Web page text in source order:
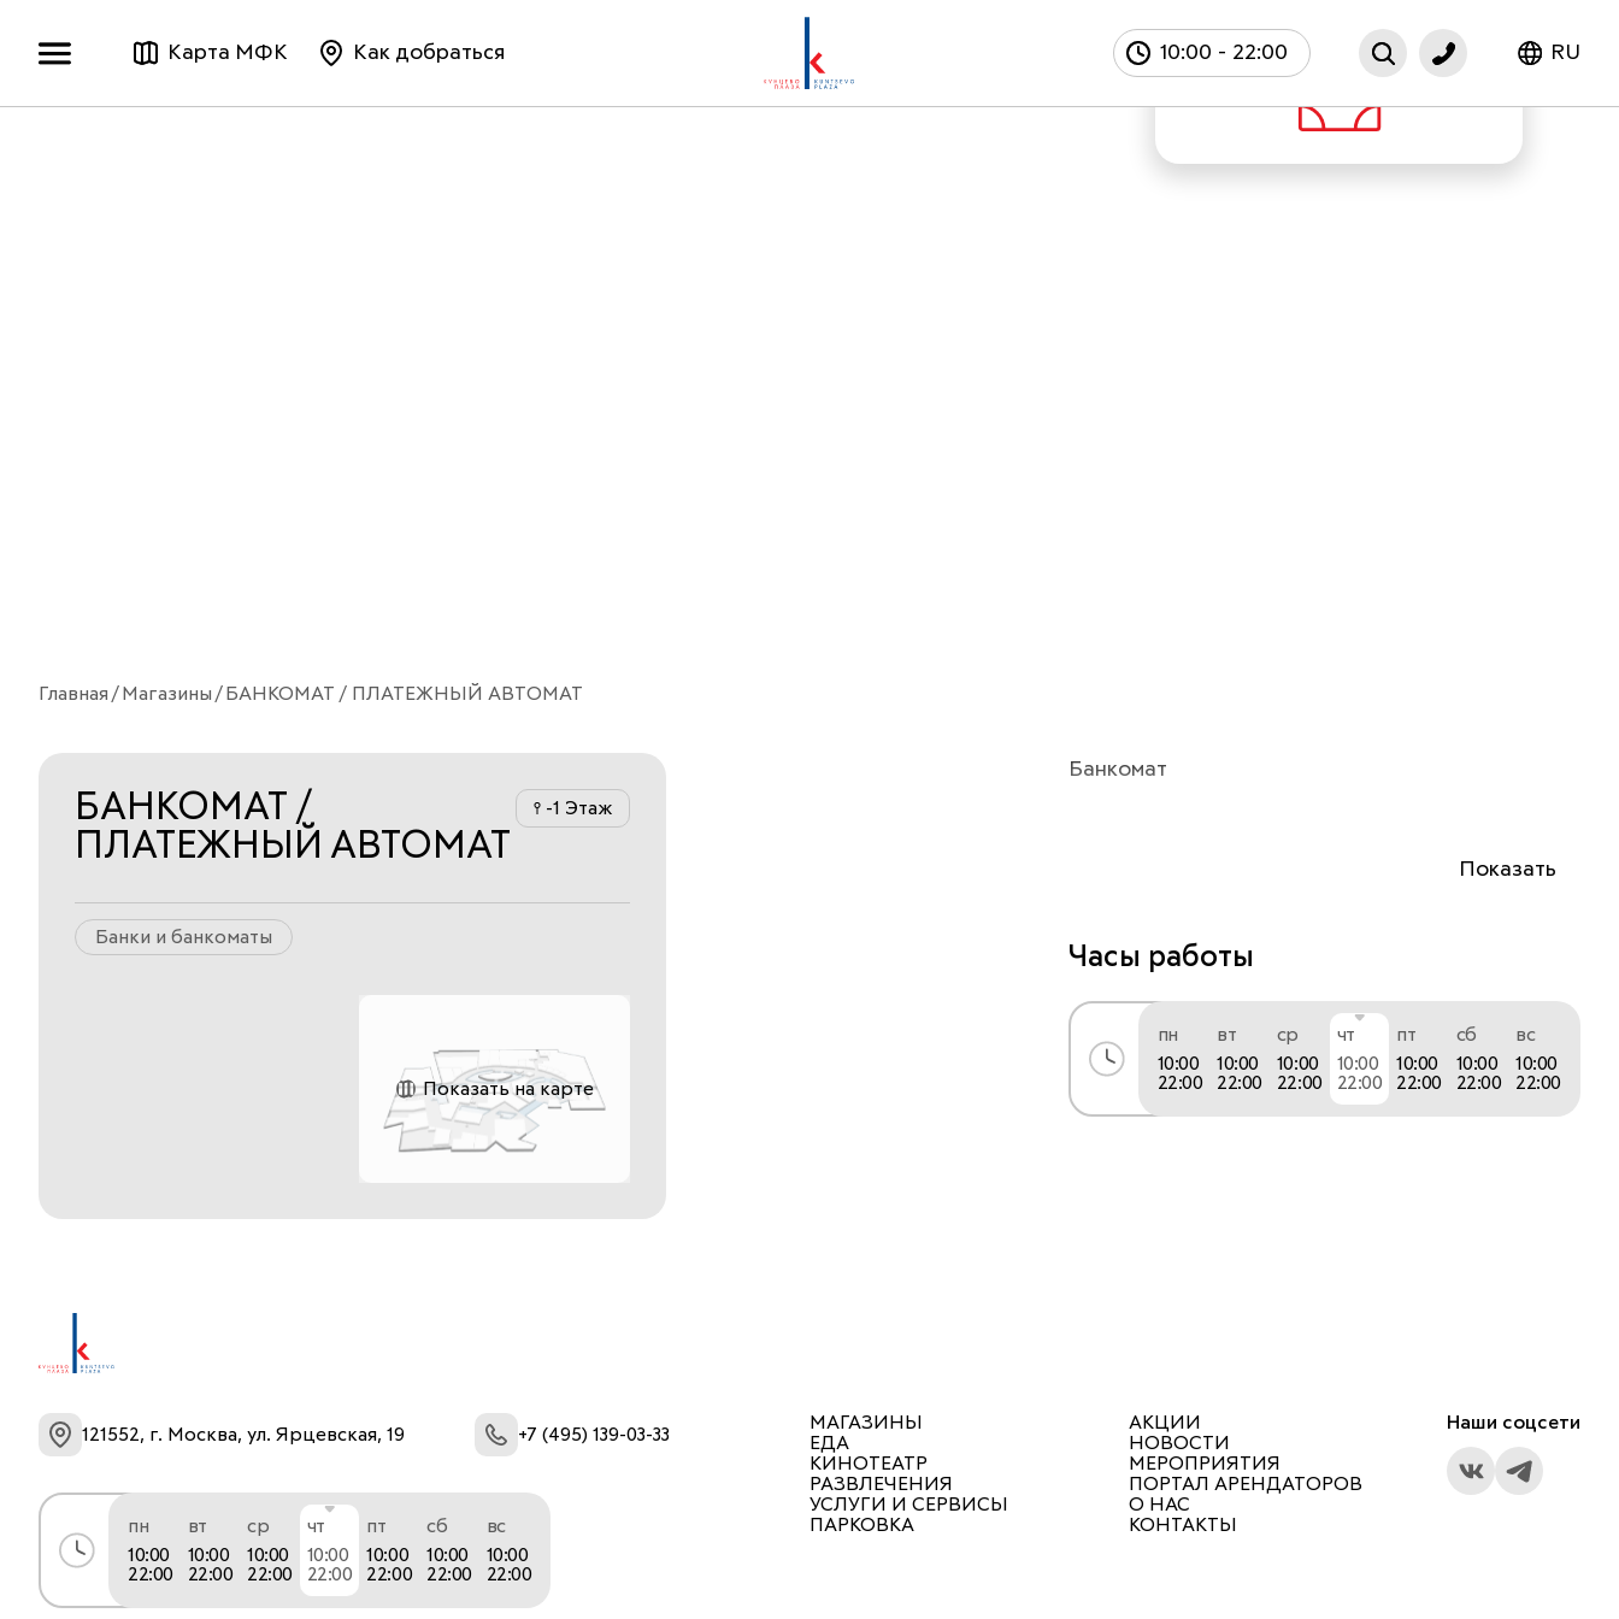
Карта МФК Как добраться 10:00 - 22:00 RU
Главная Магазины БАНКОМАТ / ПЛАТЕЖНЫЙ АВТОМАТ
БАНКОМАТ /
ПЛАТЕЖНЫЙ АВТОМАТ
-1 Этаж
Банки и банкоматы
Показать на карте
Банкомат
Показать
Часы работы
пн
10:00
22:00
вт
10:00
22:00
ср
10:00
22:00
чт
10:00
22:00
пт
10:00
22:00
сб
10:00
22:00
вс
10:00
22:00
121552, г. Москва, ул. Ярцевская, 19 +7 (495) 139-03-33
пн
10:00
22:00
вт
10:00
22:00
ср
10:00
22:00
чт
10:00
22:00
пт
10:00
22:00
сб
10:00
22:00
вс
10:00
22:00
МАГАЗИНЫ
ЕДА
КИНОТЕАТР
РАЗВЛЕЧЕНИЯ
УСЛУГИ И СЕРВИСЫ
ПАРКОВКА
АКЦИИ
НОВОСТИ
МЕРОПРИЯТИЯ
ПОРТАЛ АРЕНДАТОРОВ
О НАС
КОНТАКТЫ
Наши соцсети